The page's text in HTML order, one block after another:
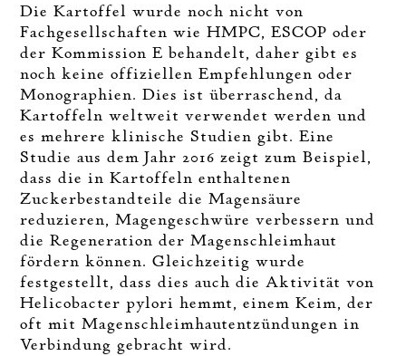
Die Kartoffel wurde noch nicht von
Fachgesellschaften wie HMPC, ESCOP oder
der Kommission E behandelt, daher gibt es
noch keine offiziellen Empfehlungen oder
Monographien. Dies ist überraschend, da
Kartoffeln weltweit verwendet werden und
es mehrere klinische Studien gibt. Eine
Studie aus dem Jahr 2016 zeigt zum Beispiel,
dass die in Kartoffeln enthaltenen
Zuckerbestandteile die Magensäure
reduzieren, Magengeschwüre verbessern und
die Regeneration der Magenschleimhaut
fördern können. Gleichzeitig wurde
festgestellt, dass dies auch die Aktivität von
Helicobacter pylori hemmt, einem Keim, der
oft mit Magenschleimhautentzündungen in
Verbindung gebracht wird.